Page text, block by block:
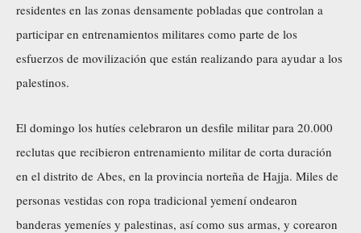
residentes en las zonas densamente pobladas que controlan a
participar en entrenamientos militares como parte de los
esfuerzos de movilización que están realizando para ayudar a los
palestinos.
El domingo los hutíes celebraron un desfile militar para 20.000
reclutas que recibieron entrenamiento militar de corta duración
en el distrito de Abes, en la provincia norteña de Hajja. Miles de
personas vestidas con ropa tradicional yemení ondearon
banderas yemeníes y palestinas, así como sus armas, y corearon